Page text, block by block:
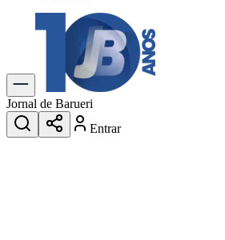
Explore Tudo
Últimas Notícias
Previsão do Tempo
Trânsito e Rotas
Dia a Dia & Lazer
Transportes
Gastronomia
Jornal de Barueri
Entrar